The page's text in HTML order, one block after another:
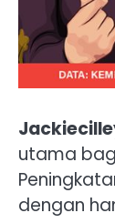
utama
dengan